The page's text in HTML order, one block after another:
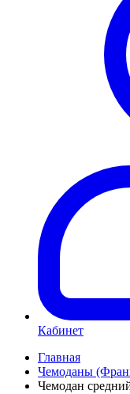
Кабинет
Главная
Чемоданы
Чемодан